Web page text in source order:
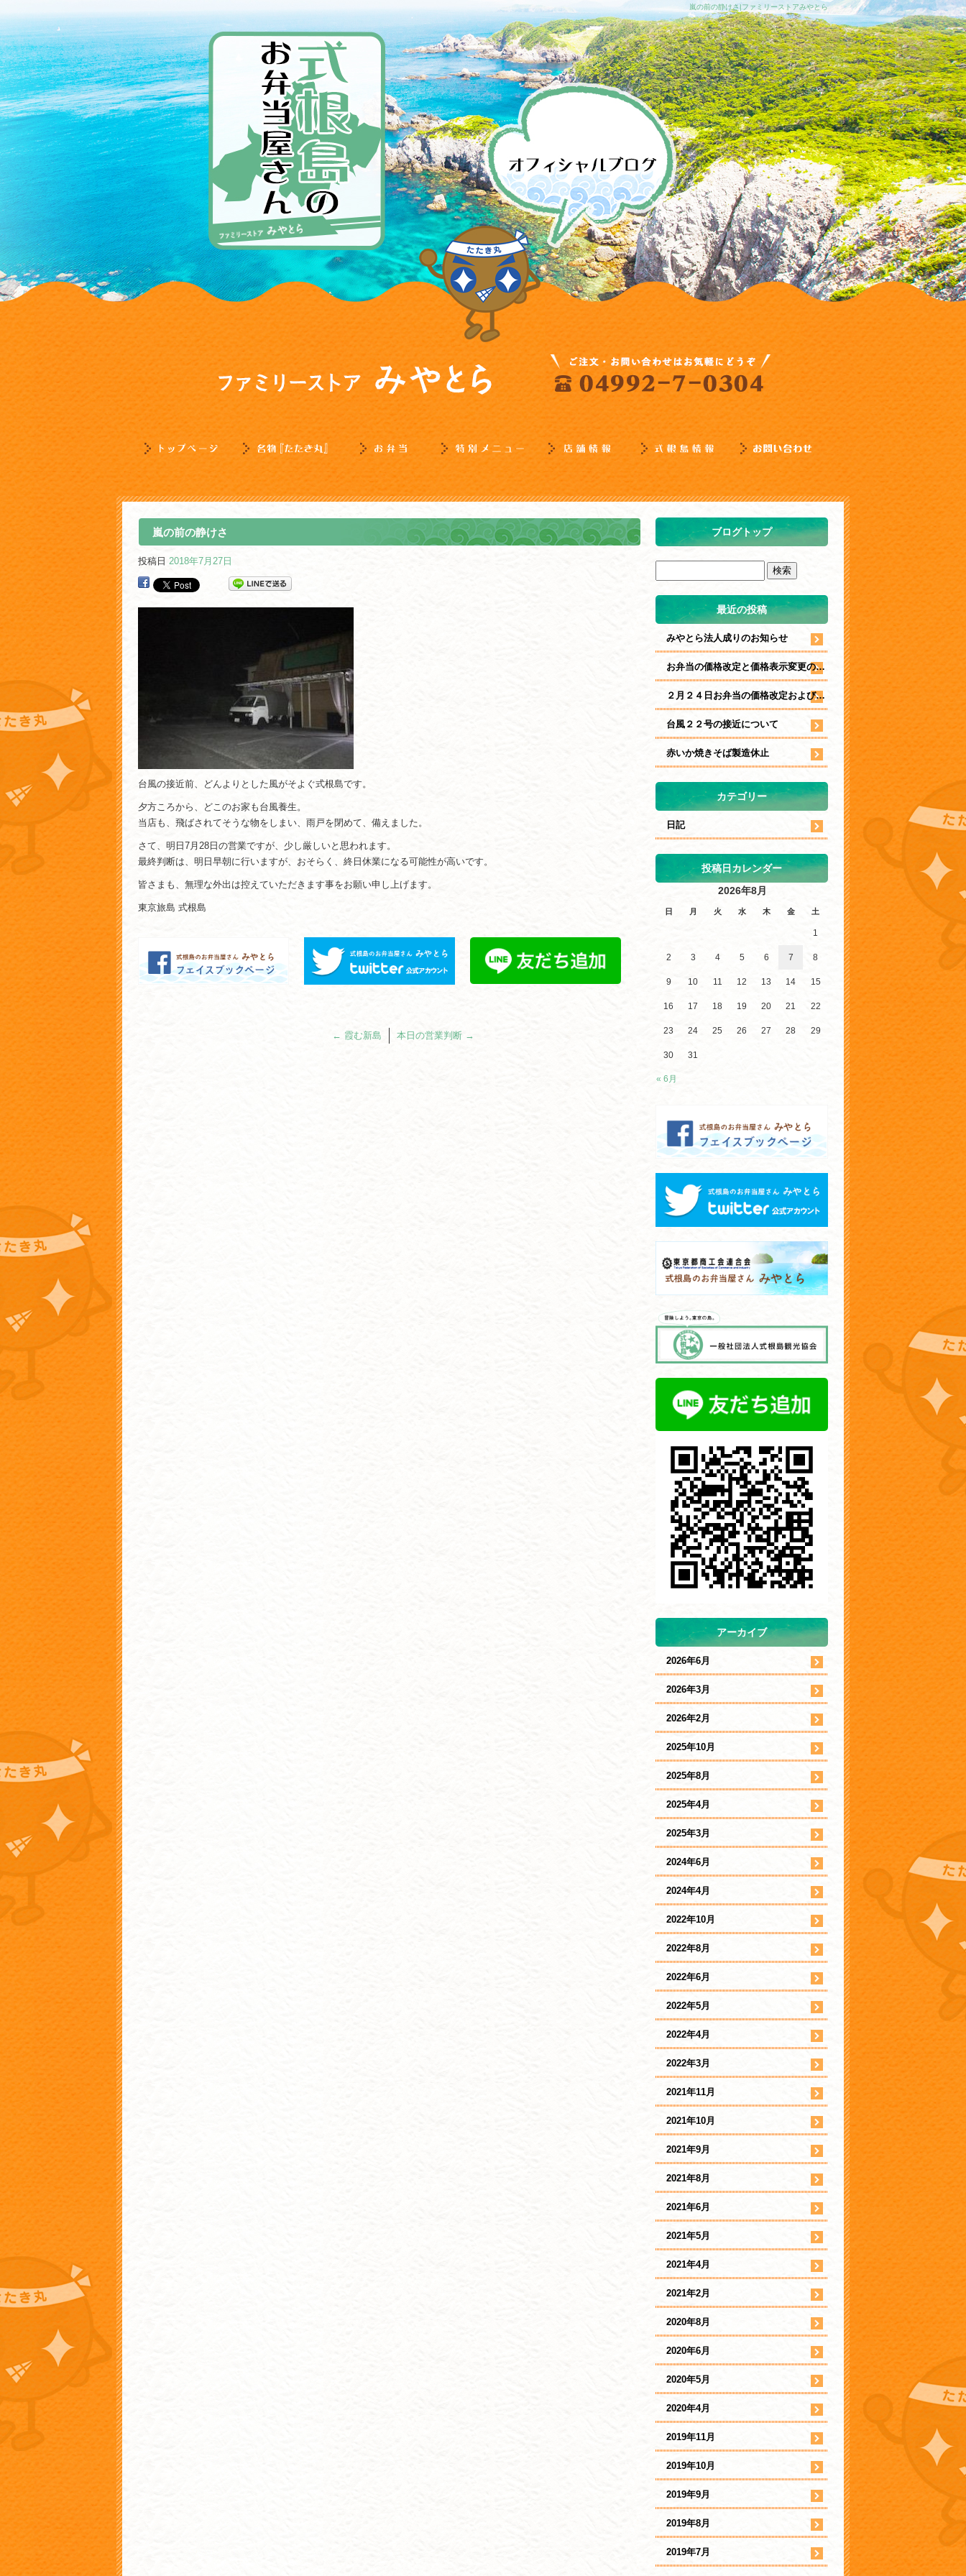
嵐の前の静けさ|ファミリーストアみやとら
嵐の前の静けさ
投稿日 2018年7月27日
台風の接近前、どんよりとした風がそよぐ式根島です。
夕方ころから、どこのお家も台風養生。
当店も、飛ばされてそうな物をしまい、雨戸を閉めて、備えました。
さて、明日7月28日の営業ですが、少し厳しいと思われます。
最終判断は、明日早朝に行いますが、おそらく、終日休業になる可能性が高いです。
皆さまも、無理な外出は控えていただきます事をお願い申し上げます。
東京旅島 式根島
← 霞む新島 本日の営業判断 →
ブログトップ
最近の投稿
みやとら法人成りのお知らせ
お弁当の価格改定と価格表示変更のお知らせ
２月２４日お弁当の価格改定および表示について
台風２２号の接近について
赤いか焼きそば製造休止
カテゴリー
日記
投稿日カレンダー
2026年8月
日 月 火 水 木 金 土
« 6月
1
2 3 4 5 6 7 8
9 10 11 12 13 14 15
16 17 18 19 20 21 22
23 24 25 26 27 28 29
30 31
アーカイブ
2026年6月
2026年3月
2026年2月
2025年10月
2025年8月
2025年4月
2025年3月
2024年6月
2024年4月
2022年10月
2022年8月
2022年6月
2022年5月
2022年4月
2022年3月
2021年11月
2021年10月
2021年9月
2021年8月
2021年6月
2021年5月
2021年4月
2021年2月
2020年8月
2020年6月
2020年5月
2020年4月
2019年11月
2019年10月
2019年9月
2019年8月
2019年7月